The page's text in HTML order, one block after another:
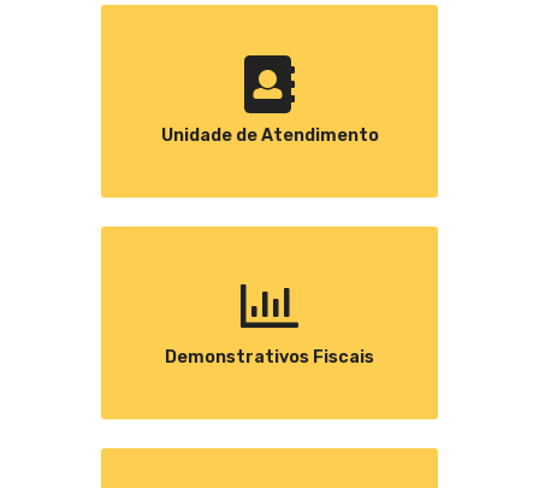
Unidade de Atendimento
Demonstrativos Fiscais